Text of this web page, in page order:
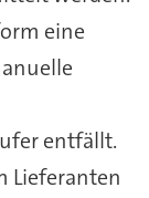
eine
entfällt.
Lieferanten